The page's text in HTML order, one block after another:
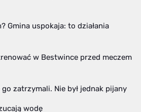
Gmina uspokaja: to działania
w Bestwince przed meczem
zatrzymali. Nie był jednak pijany
wodę